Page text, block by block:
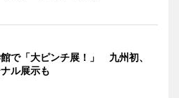
で「大ピンチ展！」 九州初、
ル展示も